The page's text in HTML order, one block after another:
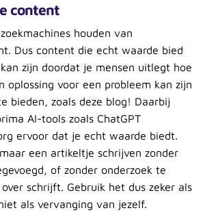
content
houden van
Dus content die echt waarde bied
zijn doordat je mensen uitlegt hoe
oplossing voor een probleem kan zijn
bieden, zoals deze blog! Daarbij
AI-tools zoals ChatGPT
ervoor dat je echt waarde biedt.
een artikeltje schrijven zonder
of zonder onderzoek te
schrijft. Gebruik het dus zeker als
als vervanging van jezelf.